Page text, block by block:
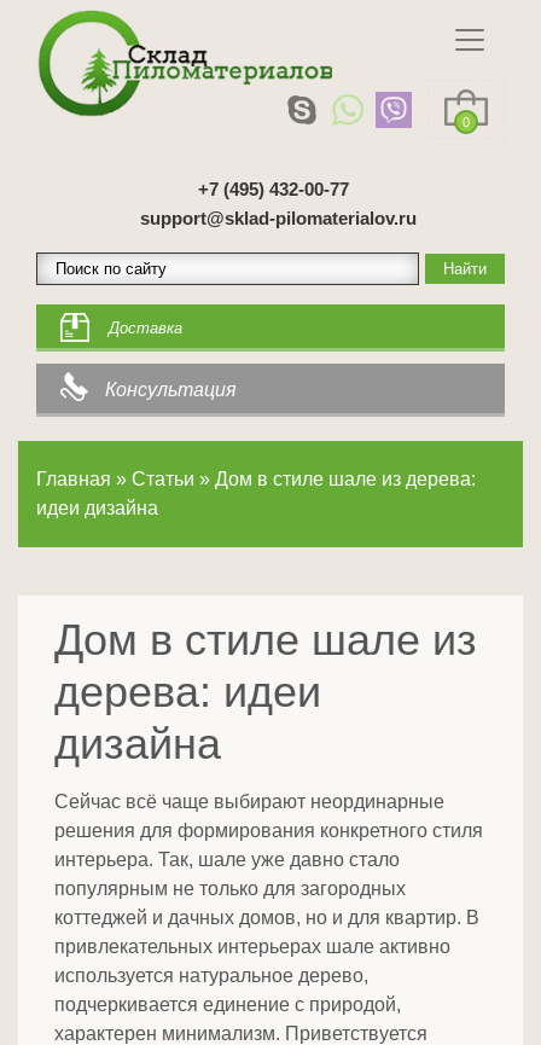
0
+7 (495) 432-00-77
support@sklad-pilomaterialov.ru
Доставка
Консультация
Главная » Статьи » Дом в стиле шале из дерева:
идеи дизайна
Дом в стиле шале из
дерева: идеи
дизайна
Сейчас всё чаще выбирают неординарные
решения для формирования конкретного стиля
интерьера. Так, шале уже давно стало
популярным не только для загородных
коттеджей и дачных домов, но и для квартир. В
привлекательных интерьерах шале активно
используется натуральное дерево,
подчеркивается единение с природой,
характерен минимализм. Приветствуется